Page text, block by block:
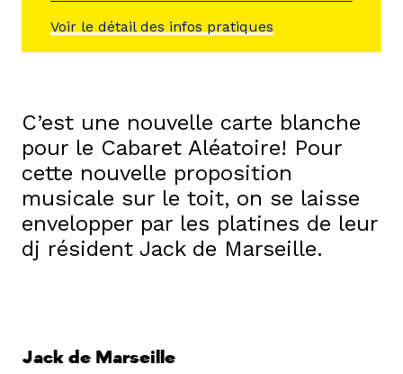
Voir le détail des infos pratiques
C’est une nouvelle carte blanche
pour le Cabaret Aléatoire! Pour
cette nouvelle proposition
musicale sur le toit, on se laisse
envelopper par les platines de leur
dj résident Jack de Marseille.
Jack de Marseille